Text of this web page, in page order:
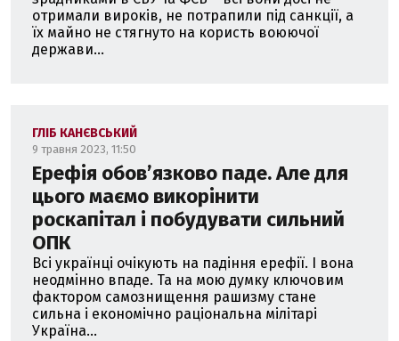
отримали вироків, не потрапили під санкції, а
їх майно не стягнуто на користь воюючої
держави...
ГЛІБ КАНЄВСЬКИЙ
9 травня 2023, 11:50
Ерефія обовʼязково паде. Але для
цього маємо викорінити
роскапітал і побудувати сильний
ОПК
Всі українці очікують на падіння ерефії. І вона
неодмінно впаде. Та на мою думку ключовим
фактором самознищення рашизму стане
сильна і економічно раціональна мілітарі
Україна...